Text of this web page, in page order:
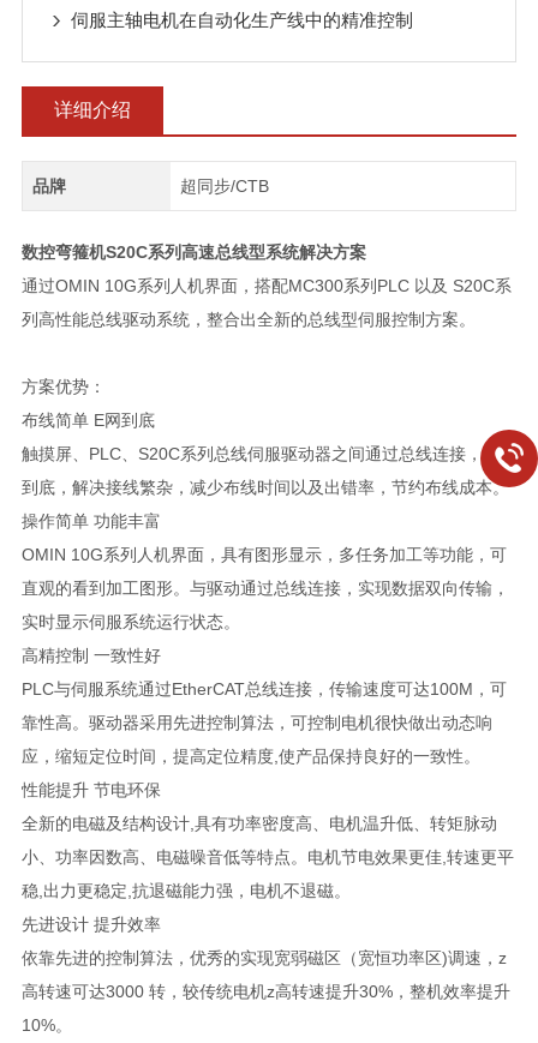
伺服主轴电机在自动化生产线中的精准控制
详细介绍
品牌 超同步/CTB
数控弯箍机S20C系列高速总线型系统解决方案
通过OMIN 10G系列人机界面，搭配MC300系列PLC 以及 S20C系
列高性能总线驱动系统，整合出全新的总线型伺服控制方案。
方案优势：
布线简单 E网到底
触摸屏、PLC、S20C系列总线伺服驱动器之间通过总线连接，一网
到底，解决接线繁杂，减少布线时间以及出错率，节约布线成本。
操作简单 功能丰富
OMIN 10G系列人机界面，具有图形显示，多任务加工等功能，可
直观的看到加工图形。与驱动通过总线连接，实现数据双向传输，
实时显示伺服系统运行状态。
高精控制 一致性好
PLC与伺服系统通过EtherCAT总线连接，传输速度可达100M，可
靠性高。驱动器采用先进控制算法，可控制电机很快做出动态响
应，缩短定位时间，提高定位精度,使产品保持良好的一致性。
性能提升 节电环保
全新的电磁及结构设计,具有功率密度高、电机温升低、转矩脉动
小、功率因数高、电磁噪音低等特点。电机节电效果更佳,转速更平
稳,出力更稳定,抗退磁能力强，电机不退磁。
先进设计 提升效率
依靠先进的控制算法，优秀的实现宽弱磁区（宽恒功率区)调速，z
高转速可达3000 转，较传统电机z高转速提升30%，整机效率提升
10%。